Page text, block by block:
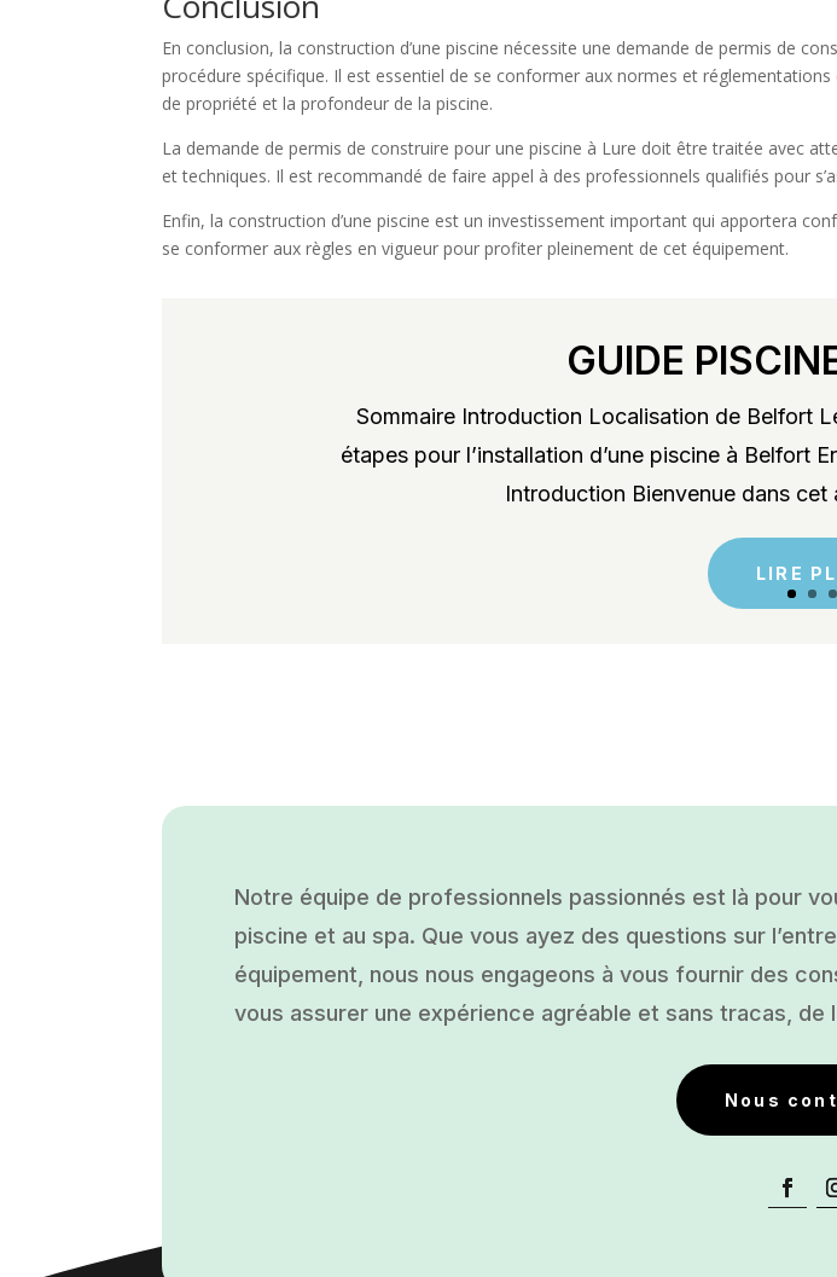
En conclusion, la construction d’une piscine nécessite une demande de permis de
procédure spécifique. Il est essentiel de se conformer aux normes et
de propriété et la profondeur de la piscine.
La demande de permis de construire pour une piscine à Lure doit être traitée avec
et techniques. Il est recommandé de faire appel à des professionnels qualifiés pour
Enfin, la construction d’une piscine est un investissement important qui apportera
se conformer aux règles en vigueur pour profiter pleinement de cet équipement.
GUIDE
Sommaire Introduction Localisation de Belfort
étapes pour l’installation d’une piscine à Belfort
Introduction Bienvenue dans cet
LIRE
Notre équipe de professionnels passionnés est là pour
piscine et au spa. Que vous ayez des questions sur
équipement, nous nous engageons à vous fournir des
vous assurer une expérience agréable et sans tracas, de
Nous